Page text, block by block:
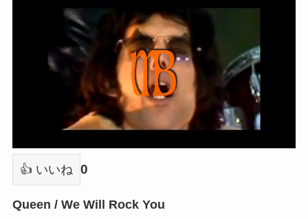
👍 いいね 0
Queen / We Will Rock You